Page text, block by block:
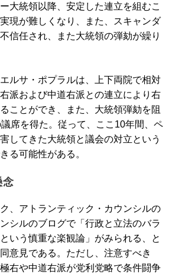
大統領以降、安定した連立を組むこ
現が難しくなり、また、スキャンダ
信任され、また大統領の弾劾が繰り
ルサ・ポプラルは、上下両院で相対
派および中道右派との連立により右
ことができ、また、大統領弾劾を阻
席を得た。従って、ここ10年間、ペ
してきた大統領と議会の対立という
る可能性がある。
念
、アトランティック・カウンシルの
シルのブログで「行政と立法のバラ
いう慎重な楽観論」がみられる、と
意見である。ただし、注意すべき
右や中道右派が党利党略で条件闘争